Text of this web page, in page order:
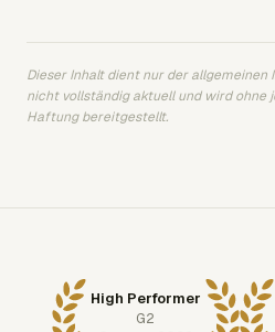
Dieser Inhalt dient nur der
nicht vollständig aktuell und wird ohne
Haftung bereitgestellt.
High Performer
G2